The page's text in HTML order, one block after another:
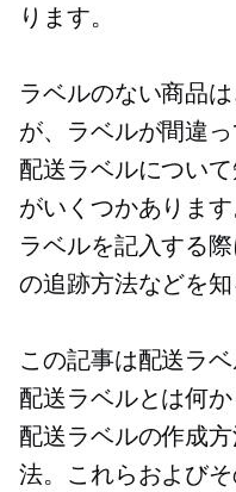
ります。
ラベルのない商品
が、ラベルが間違
配送ラベルについ
がいくつかありま
ラベルを記入する
の追跡方法などを知
この記事は配送ラ
配送ラベルとは何か
配送ラベルの作成
法。これらおよび